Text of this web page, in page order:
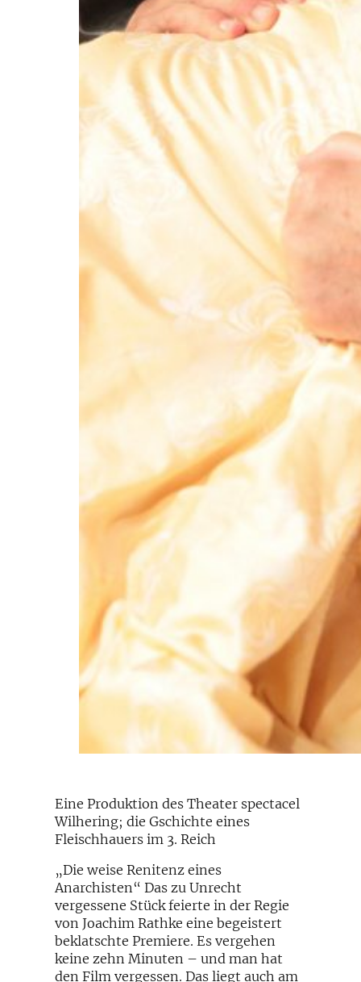
Eine Produktion des Theater spectacel
Wilhering; die Gschichte eines
Fleischhauers im 3. Reich
„Die weise Renitenz eines
Anarchisten“ Das zu Unrecht
vergessene Stück feierte in der Regie
von Joachim Rathke eine begeistert
beklatschte Premiere. Es vergehen
keine zehn Minuten – und man hat
den Film vergessen. Das liegt auch am